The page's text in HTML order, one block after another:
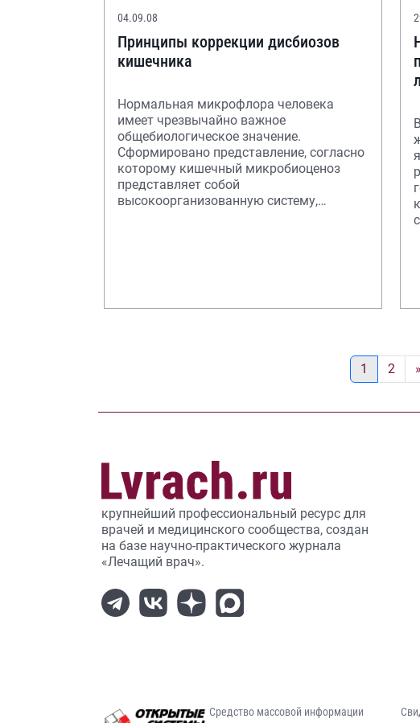
04.09.08
Принципы коррекции дисбиозов
кишечника
Нормальная микрофлора человека
имеет чрезвычайно важное
общебиологическое значение.
Сформировано представление, согласно
которому кишечный микробиоценоз
представляет собой
высокоорганизованную систему,
1 2 »
крупнейший профессиональный ресурс для
врачей и медицинского сообщества, создан
на базе научно-практического журнала
«Лечащий врач».
Средство массовой информации